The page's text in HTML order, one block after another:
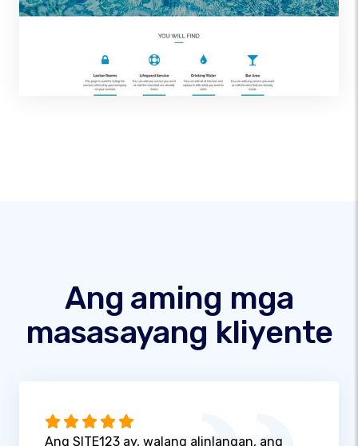
Ang aming mga
masasayang kliyente
Ang SITE123 ay, walang alinlangan, ang